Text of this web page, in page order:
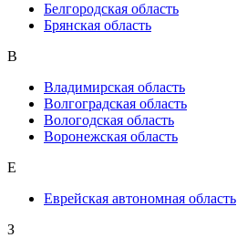
Белгородская область
Брянская область
В
Владимирская область
Волгоградская область
Вологодская область
Воронежская область
Е
Еврейская автономная область
З